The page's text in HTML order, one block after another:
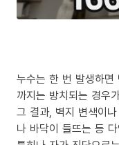
누수는 한 번 발생하면
까지는 방치되는 경우
그 결과, 벽지 변색이
나 바닥이 들뜨는 등